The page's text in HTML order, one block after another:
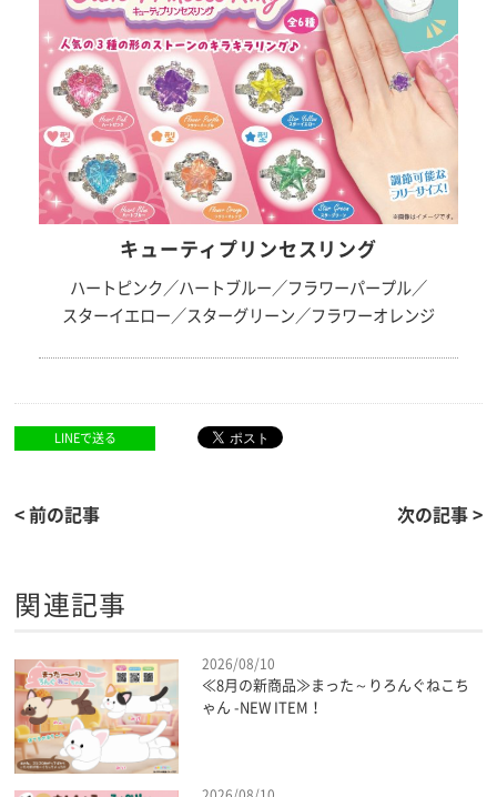
キューティプリンセスリング
ハートピンク／ハートブルー／フラワーパープル／
スターイエロー／スターグリーン／フラワーオレンジ
LINEで送る
< 前の記事 次の記事 >
関連記事
2026/08/10
≪8月の新商品≫まった～りろんぐねこち
ゃん -NEW ITEM！